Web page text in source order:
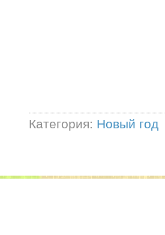
Категория: Новый год